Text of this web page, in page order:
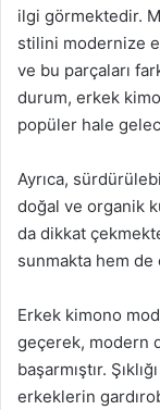
ilgi görmektedir.
stilini modernize
ve bu parçaları
durum, erkek
popüler hale
Ayrıca,
doğal ve organik
da dikkat
sunmakta hem de
Erkek kimono
geçerek, modern
başarmıştır.
erkeklerin